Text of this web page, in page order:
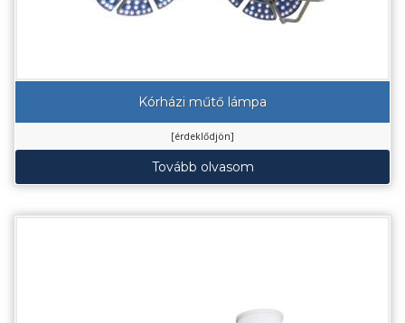
Kórházi műtő lámpa
[érdeklődjön]
Tovább olvasom